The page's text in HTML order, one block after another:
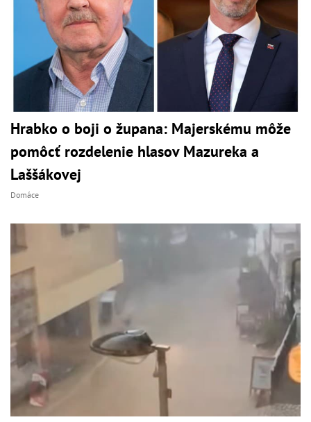
Hrabko o boji o župana: Majerskému môže
pomôcť rozdelenie hlasov Mazureka a
Laššákovej
Domáce